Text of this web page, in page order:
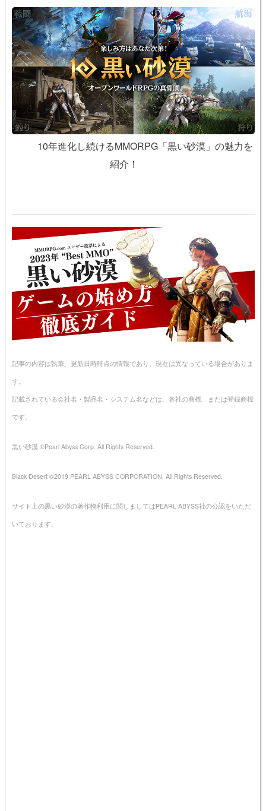
10年進化し続けるMMORPG「黒い砂漠」の魅力を
紹介！
記事の内容は執筆、更新日時時点の情報であり、現在は異なっている場合がありま
す。
記載されている会社名・製品名・システム名などは、各社の商標、または登録商標
です。
黒い砂漠 ©Pearl Abyss Corp. All Rights Reserved.
Black Desert ©2019 PEARL ABYSS CORPORATION. All Rights Reserved.
サイト上の黒い砂漠の著作物利用に関しましてはPEARL ABYSS社の公認をいただ
いております。